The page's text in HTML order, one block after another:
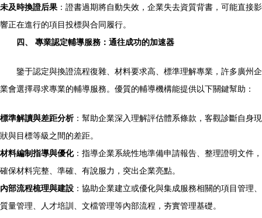
未及時換證后果 ：證書過期將自動失效，企業失去資質背書，可能直接影
響正在進行的項目投標與合同履行。
四、 專業認定輔導服務：通往成功的加速器
鑒于認定與換證流程復雜、材料要求高、標準理解專業，許多廣州企
業會選擇尋求專業的輔導服務。優質的輔導機構能提供以下關鍵幫助：
標準解讀與差距分析：幫助企業深入理解評估體系條款，客觀診斷自身現
狀與目標等級之間的差距。
材料編制指導與優化：指導企業系統性地準備申請報告、整理證明文件，
確保材料完整、準確、有說服力，突出企業亮點。
內部流程梳理與建設 ：協助企業建立或優化與集成服務相關的項目管理、
質量管理、人才培訓、文檔管理等內部流程，夯實管理基礎。